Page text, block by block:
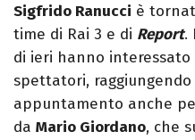
Sigfrido Ranucci è
time di Rai 3 e di Report.
di ieri hanno interessato
spettatori,
appuntamento anche
da Mario Giordano, che